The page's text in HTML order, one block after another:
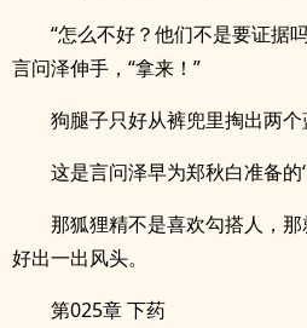
“怎么不好？他们不是要证据
言问泽伸手，“拿来！”
狗腿子只好从裤兜里掏出两个
这是言问泽早为郑秋白准备的‘
那狐狸精不是喜欢勾搭人，
好出一出风头。
第025章 下药